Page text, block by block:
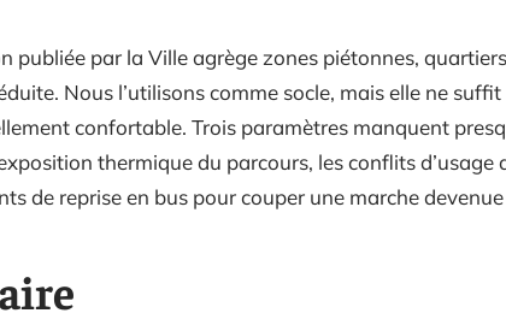
publiée par la Ville agrège zones piétonnes,
Nous l’utilisons comme socle, mais elle ne
confortable. Trois paramètres manquent
thermique du parcours, les conflits d’usage
de reprise en bus pour couper une marche